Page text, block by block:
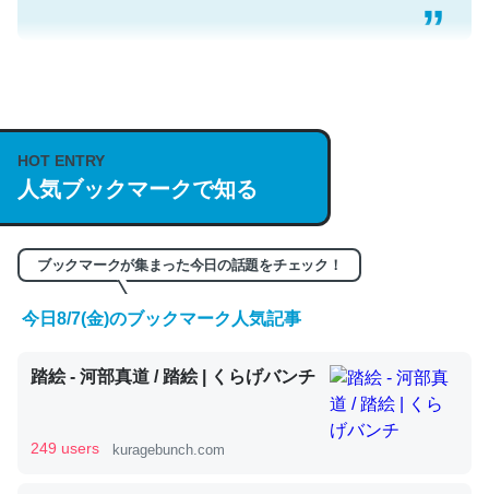
説してる記事が少ないので貴重な良記事。/続編来た
https://isobe324649.hatenablog.com/entry/2023/03/27
/064121
─GPTの仕組みと限界についての考察（１） - conceptualization
くらい。小説でいう「ずっと前の伏線」は回収されないけ
ど、短期記憶というには多い分量。進化すればするほど分
かりやすく強くなりそう
HOT ENTRY
人気ブックマークで知る
ブックマークが集まった今日の話題をチェック！
今日8/7(金)のブックマーク人気記事
踏絵 - 河部真道 / 踏絵 | くらげバンチ
249 users kuragebunch.com